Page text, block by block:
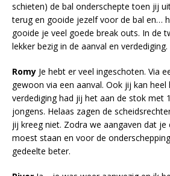
schieten) de bal onderschepte toen jij
terug en gooide jezelf voor de bal en…
gooide je veel goede break outs. In de
lekker bezig in de aanval en verdediging.
Romy Je hebt er veel ingeschoten. Via
gewoon via een aanval. Ook jij kan heel
verdediging had jij het aan de stok met
jongens. Helaas zagen de
jij kreeg niet. Zodra we aangaven dat je
moest staan en voor de
gedeelte beter.